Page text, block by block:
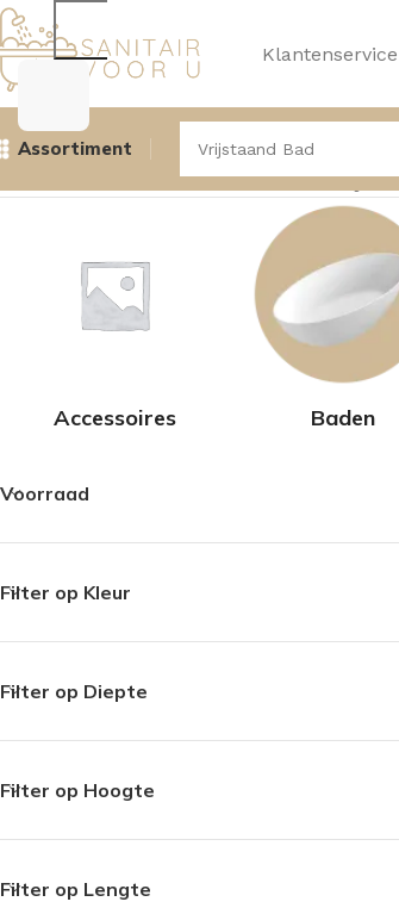
Assortiment
Zoekresultaten voor
Accessoires Baden
Voorraad
Filter op Kleur
Filter op Diepte
Filter op Hoogte
Filter op Lengte